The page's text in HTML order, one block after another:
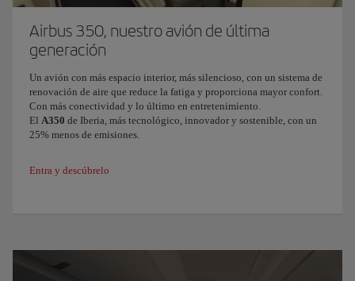
Airbus 350, nuestro avión de última
generación
Un avión con más espacio interior, más silencioso, con un sistema de
renovación de aire que reduce la fatiga y proporciona mayor confort.
Con más conectividad y lo último en entretenimiento.
El A350 de Iberia, más tecnológico, innovador y sostenible, con un
25% menos de emisiones.
Entra y descúbrelo